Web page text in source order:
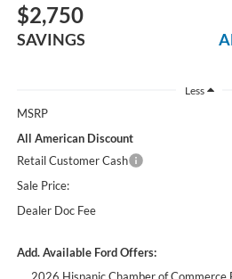
$2,750
SAVINGS
Less
MSRP
All American Discount
Retail Customer Cash
Sale Price:
Dealer Doc Fee
Add. Available Ford Offers: